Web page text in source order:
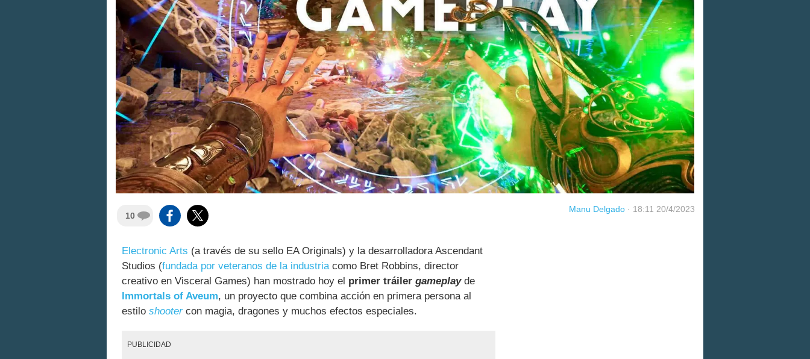
10
Manu Delgado · 18:11 20/4/2023
Electronic Arts (a través de su sello EA Originals) y la desarrolladora Ascendant
Studios (fundada por veteranos de la industriacomo Bret Robbins, director
creativo en Visceral Games) han mostrado hoy el primer tráiler gameplayde
Immortals of Aveum, un proyecto que combina acción en primera persona al
estilo shootercon magia, dragones y muchos efectos especiales.
PUBLICIDAD